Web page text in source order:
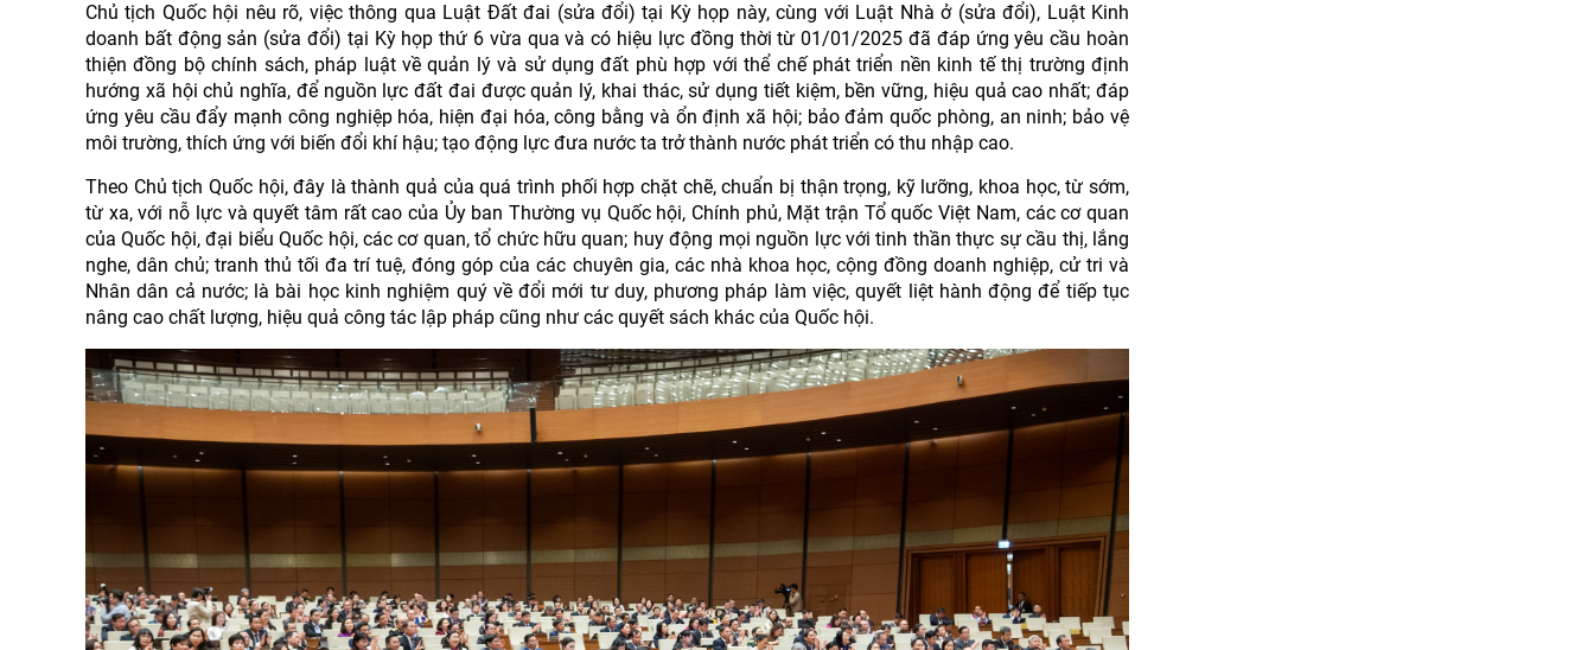
Chủ tịch Quốc hội nêu rõ, việc thông qua Luật Đất đai (sửa đổi) tại Kỳ họp này, cùng với Luật Nhà ở (sửa đổi), Luật Kinh
doanh bất động sản (sửa đổi) tại Kỳ họp thứ 6 vừa qua và có hiệu lực đồng thời từ 01/01/2025 đã đáp ứng yêu cầu hoàn
thiện đồng bộ chính sách, pháp luật về quản lý và sử dụng đất phù hợp với thể chế phát triển nền kinh tế thị trường định
hướng xã hội chủ nghĩa, để nguồn lực đất đai được quản lý, khai thác, sử dụng tiết kiệm, bền vững, hiệu quả cao nhất; đáp
ứng yêu cầu đẩy mạnh công nghiệp hóa, hiện đại hóa, công bằng và ổn định xã hội; bảo đảm quốc phòng, an ninh; bảo vệ
môi trường, thích ứng với biến đổi khí hậu; tạo động lực đưa nước ta trở thành nước phát triển có thu nhập cao.
Theo Chủ tịch Quốc hội, đây là thành quả của quá trình phối hợp chặt chẽ, chuẩn bị thận trọng, kỹ lưỡng, khoa học, từ sớm,
từ xa, với nỗ lực và quyết tâm rất cao của Ủy ban Thường vụ Quốc hội, Chính phủ, Mặt trận Tổ quốc Việt Nam, các cơ quan
của Quốc hội, đại biểu Quốc hội, các cơ quan, tổ chức hữu quan; huy động mọi nguồn lực với tinh thần thực sự cầu thị, lắng
nghe, dân chủ; tranh thủ tối đa trí tuệ, đóng góp của các chuyên gia, các nhà khoa học, cộng đồng doanh nghiệp, cử tri và
Nhân dân cả nước; là bài học kinh nghiệm quý về đổi mới tư duy, phương pháp làm việc, quyết liệt hành động để tiếp tục
nâng cao chất lượng, hiệu quả công tác lập pháp cũng như các quyết sách khác của Quốc hội.